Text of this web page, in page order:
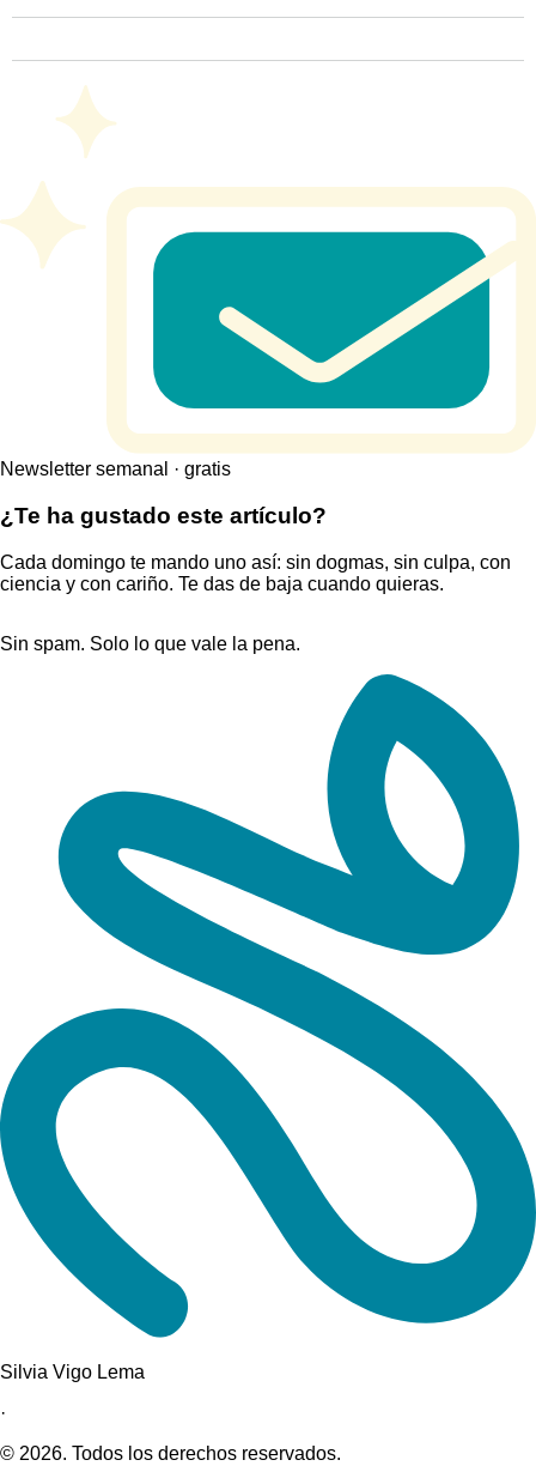
Newsletter semanal · gratis
¿Te ha gustado este artículo?
Cada domingo te mando uno así: sin dogmas, sin culpa, con
ciencia y con cariño. Te das de baja cuando quieras.
Sin spam. Solo lo que vale la pena.
Silvia Vigo Lema
·
© 2026. Todos los derechos reservados.